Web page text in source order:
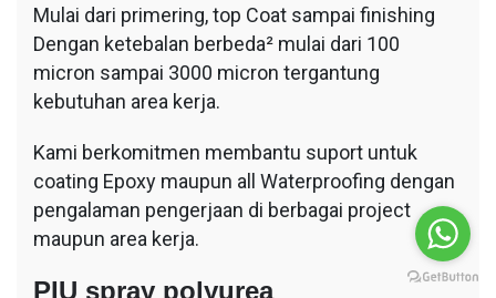
Mulai dari primering, top Coat sampai finishing
Dengan ketebalan berbeda² mulai dari 100
micron sampai 3000 micron tergantung
kebutuhan area kerja.
Kami berkomitmen membantu suport untuk
coating Epoxy maupun all Waterproofing dengan
pengalaman pengerjaan di berbagai project
maupun area kerja.
PIU spray polyurea